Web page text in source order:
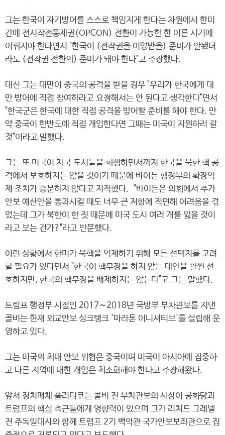
그는 한국이 자기방어를 스스로 책임지게 한다는 차원에서 한미
간에 전시작전통제권(OPCON) 전환이 가능한 한 이른 시기에
이뤄져야 한다면서 "한국이 (전작권을 이양받을) 준비가 안됐더
라도 (전작권 전환의) 준비가 돼야 한다"고 주장했다.
대신 그는 대만이 중국의 공격을 받을 경우 "우리가 한국에게 대
만 방어에 직접 참여하라고 요청해서는 안 된다고 생각한다"면서
"한국군은 한국에 대한 직접 공격을 방어할 준비를 해야 한다. 만
약 중국이 한반도에 직접 개입한다면 그때는 미국이 지원하러 갈
것"이라고 말했다.
그는 또 미국이 자국 도시들을 희생하면서까지 한국을 북한 핵 공
격에서 보호하지는 않을 것이기 때문에 바이든 행정부의 확장억
제 조치가 충분하지 않다고 지적했다. "바이든은 의회에서 추가
안보 예산안을 통과시킬 때도 너무 큰 저항에 직면해 어려움을 겪
었는데 그가 북한이 한 짓 때문에 미국 도시 여러 개를 잃을 것이
라고 보는 건가?"라고 반문했다.
이런 상황에서 한미가 북핵을 억제하기 위해 모든 선택지를 고려
할 필요가 있다면서 "한국이 핵무장을 하지 않는 대안을 훨씬 선
호하지만, 한국의 핵무장을 배제하지는 않는다"고 그는 말했다.
트럼프 행정부 시절인 2017∼2018년 국방부 부차관보를 지낸
콜비는 현재 외교안보 싱크탱크 '마라톤 이니셔티브'를 설립해 운
영하고 있다.
그는 미국의 최대 안보 위협은 중국이며 미국이 아시아에 집중하
고 다른 지역에 대한 개입은 최소화해야 한다고 주장해왔다.
앞서 정치매체 폴리티코는 콜비 전 부차관보의 사상이 공화당과
트럼프의 핵심 측근들에게 영향력이 있으며 그가 리처드 그레넬
전 주독일대사와 함께 트럼프 2기 백악관 국가안보보좌관으로 집